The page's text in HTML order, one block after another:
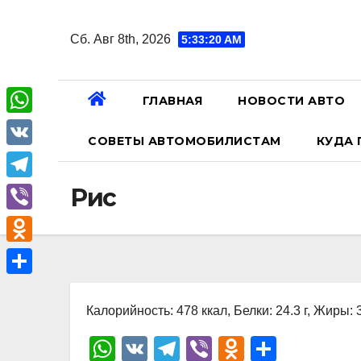
Сб. Авг 8th, 2026 5:33:21 AM
ГЛАВНАЯ НОВОСТИ АВТО
СОВЕТЫ АВТОМОБИЛИСТАМ КУДА
Рис
Калорийность: 478 ккал, Белки: 24.3 г, Жиры:
W
V
T
Vi
O
W
h
a
A
V
K
T
e
l
e
V
i
b
O